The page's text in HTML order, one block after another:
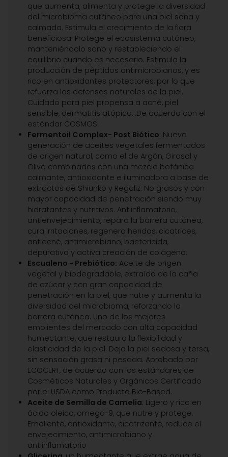
que aumenta, alimenta y protege la diversidad
del microbioma cutáneo para una piel sana y
calmada. Estimula el crecimiento de la flora
beneficiosa. Protege el ecosistema cutáneo,
manteniéndolo sano y restableciendo el
equilibrio cuando es necesario. Estimula la
producción de péptidos antimicrobianos, y es
rico en antioxidantes protectores, por lo que
refuerza las defensas naturales de la piel.
Cuidado para piel propensa a acné, piel
sensible, dermatitis atópica...De acuerdo con el
estándar COSMOS.
Fermentoil Complex- Post Biótico: Nueva
generación de aceites vegetales fermentados
de origen natural, como el de Argán, Girasol y
Oliva combinados con una mezcla botánica
calmante, antioxidante e iluminadora a base de
extractos de Shiunko y Regaliz. No grasos y con
mayor capacidad de penetración siendo muy
hidratantes y nutritivos. Antiinflamatorio,
antienvejecimiento, repara la barrera cutánea,
cura irritaciones, regenera heridas, cicatrices,
antiacné, antimicrobiano, bactericida,
depurativo y activa creación de colágeno.
Escualeno - Prebiótico: Aceite de origen
vegetal y biodegradable, extraído de la caña
de azúcar y con gran capacidad de
penetración en la piel, que nutre y aumenta la
diversidad del microbioma, reforzando la
barrera cutánea. Uno de los mejores
emolientes del mercado con alta capacidad
humectante, que restaura la flexibilidad y
elasticidad de la piel. Deja la piel sedosa y tersa,
sin sensación grasa ni pesada. Aprobado por
ECOCERT, de acuerdo con los estándares de
Cosméticos Naturales y Orgánicos Certificado
por el USDA como Producto Bio-Based.
Aceite de Semilla de Camelia: Ligero y rico en
ácido oleico, omega-9, que nutre y protege.
Emoliente, antioxidante, cicatrizante, reduce el
envejecimiento, antimicrobiano y
antiinflamatorio